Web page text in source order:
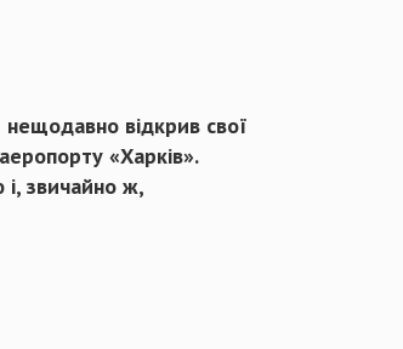
відкрив свої
«Харків».
звичайно ж,